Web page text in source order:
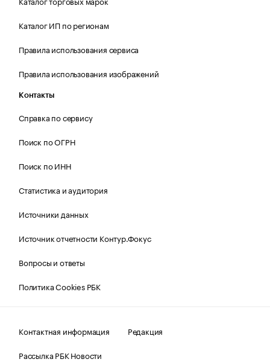
Каталог ИП по регионам
Правила использования сервиса
Правила использования изображений
Контакты
Справка по сервису
Поиск по ОГРН
Поиск по ИНН
Статистика и аудитория
Источники данных
Источник отчетности Контур.Фокус
Вопросы и ответы
Политика Cookies РБК
Контактная информация
Редакция
Рассылка РБК Новости